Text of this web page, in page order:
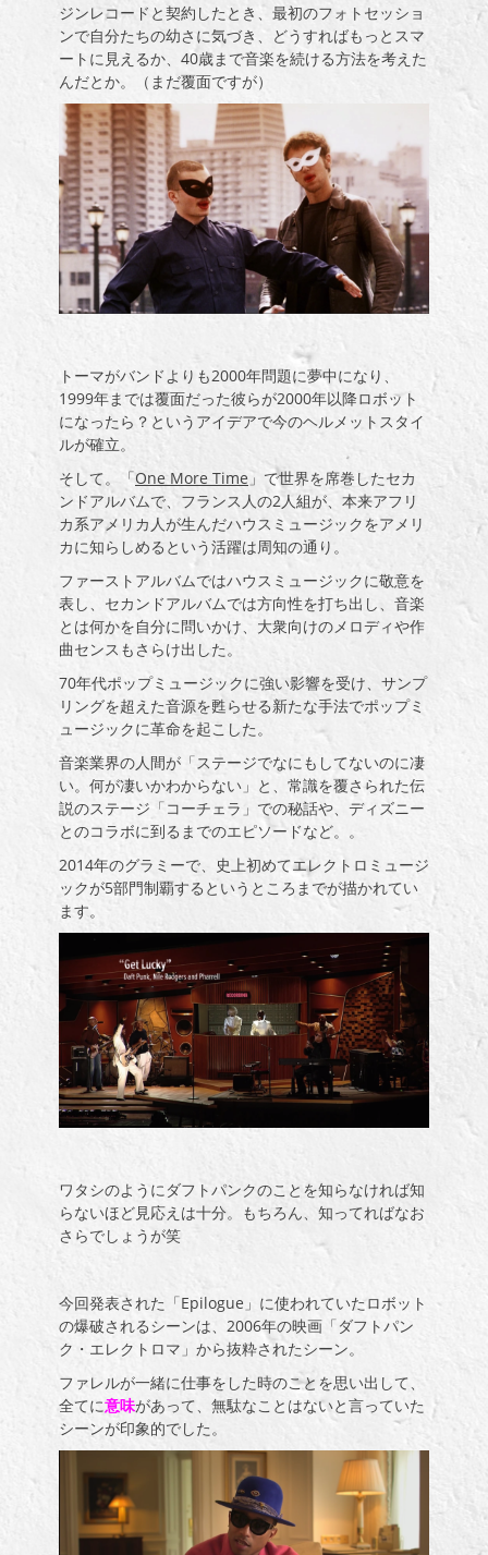
ジンレコードと契約したとき、最初のフォトセッショ
ンで自分たちの幼さに気づき、どうすればもっとスマ
ートに見えるか、 40歳まで音楽を続ける方法を考えた
んだとか。（まだ覆面ですが）
トーマがバンドよりも2000年問題に夢中になり、
1999年までは覆面だった彼らが2000年以降ロボット
になったら？というアイデアで今のヘルメットスタイ
ルが確立。
そして。「One More Time」で世界を席巻したセカ
ンドアルバムで、フランス人の2 人組が、本来アフリ
カ系アメリカ人が生んだハウスミュージックをアメリ
カに知らしめるという活躍は周知の通り。
ファーストアルバムではハウスミュージックに敬意を
表し、セカンドアルバムでは方向性を打ち出し、 音楽
とは何かを自分に問いかけ、 大衆向けのメロディや作
曲センスもさらけ出した。
70年代ポップミュージックに強い影響を受け、サンプ
リングを超えた音源を甦らせる新たな手法でポップミ
ュージックに革命を起こした。
音楽業界の人間が「ステージでなにもしてないのに凄
い。何が凄いかわからない」と、常識を覆さられた伝
説のステージ「コーチェラ」での秘話や、ディズニー
とのコラボに到るまでのエピソードなど。。
2014年のグラミーで、史上初めてエレクトロミュージ
ックが5部門制覇するというところまでが描かれてい
ます。
ワタシのようにダフトパンクのことを知らなければ知
らないほど見応えは十分。もちろん、知ってればなお
さらでしょうが笑
今回発表された「Epilogue」に使われていたロボット
の爆破されるシーンは、 2006年の映画「ダフトパン
ク・エレクトロマ」から抜粋されたシーン。
ファレルが一緒に仕事をした時のことを思い出して、
全てに意味があって、無駄なことはないと言っていた
シーンが印象的でした。